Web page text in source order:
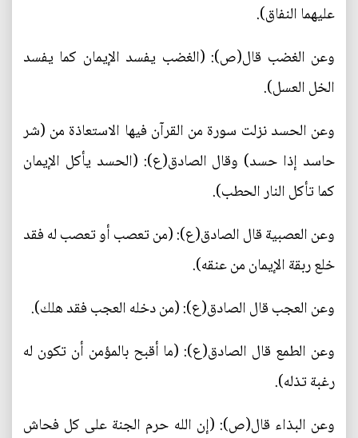
عليهما النفاق).
وعن الغضب قال(ص): (الغضب يفسد الإيمان كما يفسد
الخل العسل).
وعن الحسد نزلت سورة من القرآن فيها الاستعاذة من (شر
حاسد إذا حسد) وقال الصادق(ع): (الحسد يأكل الإيمان
كما تأكل النار الحطب).
وعن العصبية قال الصادق(ع): (من تعصب أو تعصب له فقد
خلع ربقة الإيمان من عنقه).
وعن العجب قال الصادق(ع): (من دخله العجب فقد هلك).
وعن الطمع قال الصادق(ع): (ما أقبح بالمؤمن أن تكون له
رغبة تذله).
وعن البذاء قال(ص): (إن الله حرم الجنة على كل فحاش